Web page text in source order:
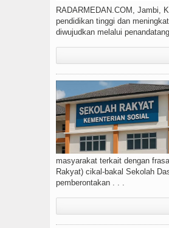
RADARMEDAN.COM, Jambi,
pendidikan tinggi dan
diwujudkan melalui
masyarakat terkait dengan
Rakyat) cikal-bakal Sekolah
pemberontakan . . .